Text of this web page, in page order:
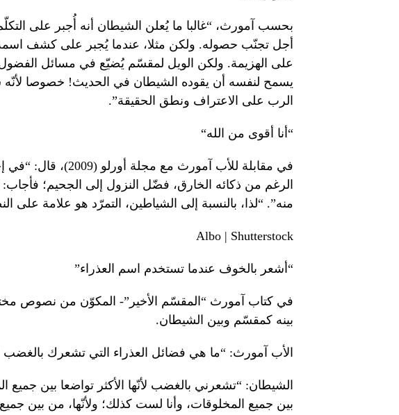
بحسب آمورث، “غالبا ما يُعلن الشيطان أنه أُجبر على
أجل تجنّب حصوله. ولكن مثلا، عندما يُجبر على كشف اسمه،
على الهزيمة. ولكن الويل لمقسّم يُضيّع في مسائل
يسمح لنفسه أن يقوده الشيطان في الحديث! خصوصا لأنّه
الرب على الاعتراف ونطق الحقيقة”.
“أنا أقوى من الله“
في مقابلة للأب آمورث
الرغم من ذكائه الخارق، فضّل النزول إلى الجحيم؛
منه”. “لذا، بالنسبة إلى الشياطين، التمرّد هو علامة على
Albo | Shutterstock
“أشعر بالخوف عندما تستخدم اسم العذراء”
في كتاب آمورث “المقسّم الأخير”- المكوّن من نصوص
بينه كمقسّم وبين الشيطان.
الأب آمورث: “ما هي فضائل العذراء التي تشعرك بالغضب
الشيطان: “تشعرني بالغضب لأنّها الأكثر تواضعا بين جميع
بين جميع المخلوقات، وأنا لست كذلك؛ ولأنّها، من بين